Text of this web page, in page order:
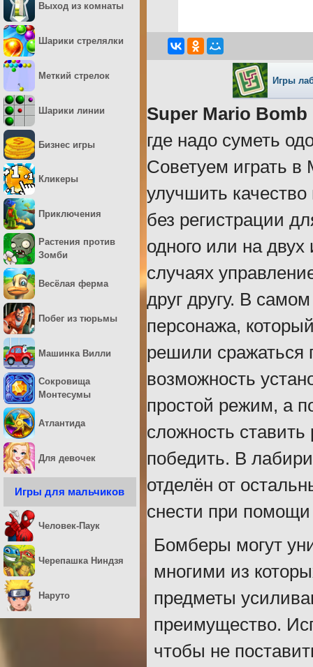
Игры
Super Mario Bomb
где надо суметь
Советуем играть в
улучшить
без регистрации
одного или на
случаях
друг другу. В
персонажа,
решили сражаться
возможность
простой режим, а
сложность ставить
победить. В
отделён от
снести при
Бомберы могут
многими из
предметы
преимущество.
чтобы не
Выход из комнаты
Шарики стрелялки
Меткий стрелок
Шарики линии
Бизнес игры
Кликеры
Приключения
Растения против
Зомби
Весёлая ферма
Побег из тюрьмы
Машинка Вилли
Сокровища
Монтесумы
Атлантида
Для девочек
Игры для мальчиков
Человек-Паук
Черепашка Ниндзя
Наруто